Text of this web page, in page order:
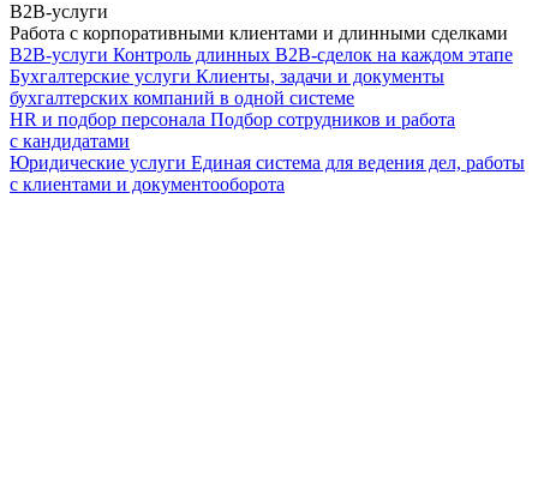
B2B-услуги
Работа с корпоративными клиентами и длинными сделками
B2B-услуги Контроль длинных B2B-сделок на каждом этапе
Бухгалтерские услуги Клиенты, задачи и документы
бухгалтерских компаний в одной системе
HR и подбор персонала Подбор сотрудников и работа
с кандидатами
Юридические услуги Единая система для ведения дел, работы
с клиентами и документооборота